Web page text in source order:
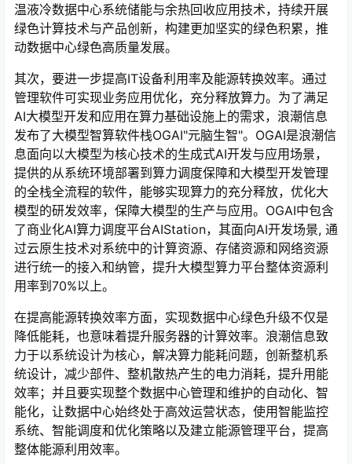
温液冷数据中心系统储能与余热回收应用技术，持续开展
绿色计算技术与产品创新，构建更加坚实的绿色积累，推
动数据中心绿色高质量发展。
其次，要进一步提高IT设备利用率及能源转换效率。通过
管理软件可实现业务应用优化，充分释放算力。为了满足
AI大模型开发和应用在算力基础设施上的需求，浪潮信息
发布了大模型智算软件栈OGAI"元脑生智"。OGAI是浪潮信
息面向以大模型为核心技术的生成式AI开发与应用场景，
提供的从系统环境部署到算力调度保障和大模型开发管理
的全栈全流程的软件，能够实现算力的充分释放，优化大
模型的研发效率，保障大模型的生产与应用。OGAI中包含
了商业化AI算力调度平台AIStation，其面向AI开发场景, 通
过云原生技术对系统中的计算资源、存储资源和网络资源
进行统一的接入和纳管，提升大模型算力平台整体资源利
用率到70%以上。
在提高能源转换效率方面，实现数据中心绿色升级不仅是
降低能耗，也意味着提升服务器的计算效率。浪潮信息致
力于以系统设计为核心，解决算力能耗问题，创新整机系
统设计，减少部件、整机散热产生的电力消耗，提升用能
效率；并且要实现整个数据中心管理和维护的自动化、智
能化，让数据中心始终处于高效运营状态，使用智能监控
系统、智能调度和优化策略以及建立能源管理平台，提高
整体能源利用效率。